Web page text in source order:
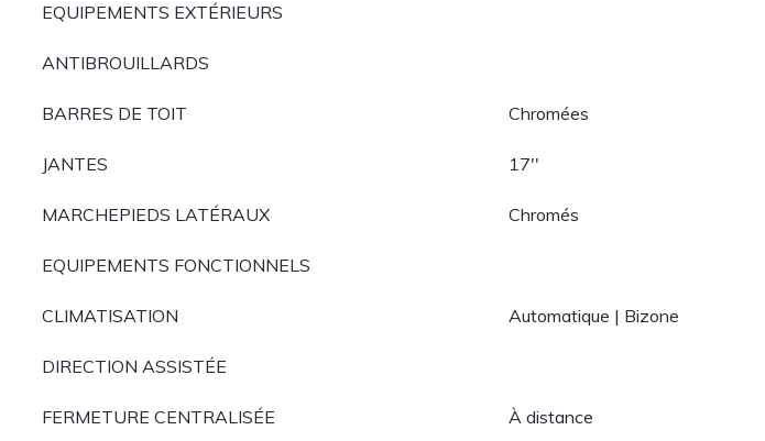
EQUIPEMENTS EXTÉRIEURS
ANTIBROUILLARDS
BARRES DE TOIT Chromées
JANTES 17''
MARCHEPIEDS LATÉRAUX Chromés
EQUIPEMENTS FONCTIONNELS
CLIMATISATION Automatique | Bizone
DIRECTION ASSISTÉE
FERMETURE CENTRALISÉE À distance